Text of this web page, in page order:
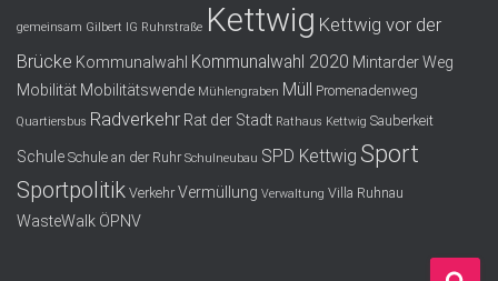
gemeinsam Gilbert IG Ruhrstraße Kettwig Kettwig vor der
Brücke Kommunalwahl Kommunalwahl 2020 Mintarder Weg
Mobilität Mobilitätswende Mühlengraben Müll Promenadenweg
Quartiersbus Radverkehr Rat der Stadt Rathaus Kettwig Sauberkeit
Schule Schule an der Ruhr Schulneubau SPD Kettwig Sport
Sportpolitik Verkehr Vermüllung Verwaltung Villa Ruhnau
WasteWalk ÖPNV